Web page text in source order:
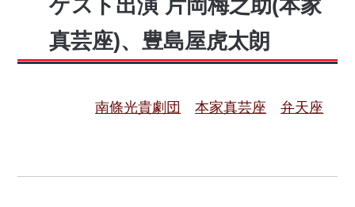
ゲスト出演 片岡梅之助(本家
真芸座)、豊島屋虎太朗
南條光貴劇団 本家真芸座 弁天座